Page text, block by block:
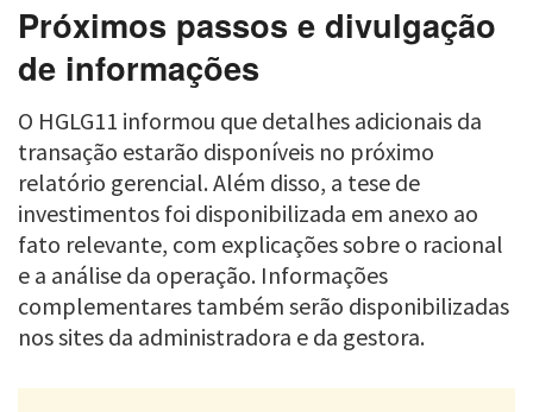
Próximos passos e divulgação
de informações
O HGLG11 informou que detalhes adicionais da
transação estarão disponíveis no próximo
relatório gerencial. Além disso, a tese de
investimentos foi disponibilizada em anexo ao
fato relevante, com explicações sobre o racional
e a análise da operação. Informações
complementares também serão disponibilizadas
nos sites da administradora e da gestora.